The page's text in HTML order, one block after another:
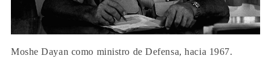
Moshe Dayan como ministro de Defensa, hacia 1967.